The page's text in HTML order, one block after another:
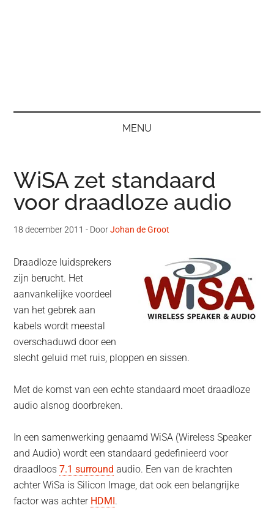
MENU
WiSA zet standaard
voor draadloze audio
18 december 2011 - DoorJohan de Groot
Draadloze luidsprekers
zijn berucht. Het
aanvankelijke voordeel
van het gebrek aan
kabels wordt meestal
overschaduwd door een
slecht geluid met ruis, ploppen en sissen.
Met de komst van een echte standaard moet draadloze
audio alsnog doorbreken.
In een samenwerking genaamd WiSA (Wireless Speaker
and Audio) wordt een standaard gedefinieerd voor
draadloos7.1 surround audio. Een van de krachten
achter WiSa is Silicon Image, dat ook een belangrijke
factor was achter HDMI.